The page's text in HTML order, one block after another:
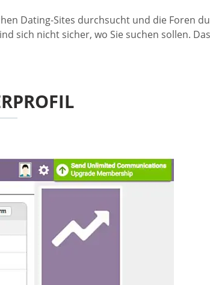
Dating-Sites durchsucht und die Foren
sich nicht sicher, wo Sie suchen sollen.